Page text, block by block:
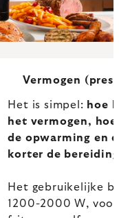
Vermogen
Het is simpel: hoe
het vermogen, hoe
de opwarming en
korter de
Het gebruikelijke
1200-2000 W, voor